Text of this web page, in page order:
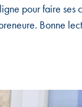
pour faire
Bonne